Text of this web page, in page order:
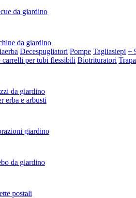
da giardino
da giardino
Decespugliatori Pompe Tagliasiepi +
per tubi flessibili Biotrituratori
da giardino
erba e arbusti
giardino
da giardino
postali